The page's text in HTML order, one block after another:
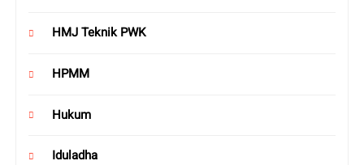
HMJ Teknik PWK
HPMM
Hukum
Iduladha